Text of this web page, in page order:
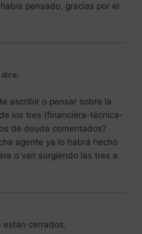
pensado, gracias por el
dice:
escribir o pensar sobre la
los tres (financiera-técnica-
de deuda comentados?
agente ya lo habrá hecho
o van surgiendo las tres a
están cerrados.